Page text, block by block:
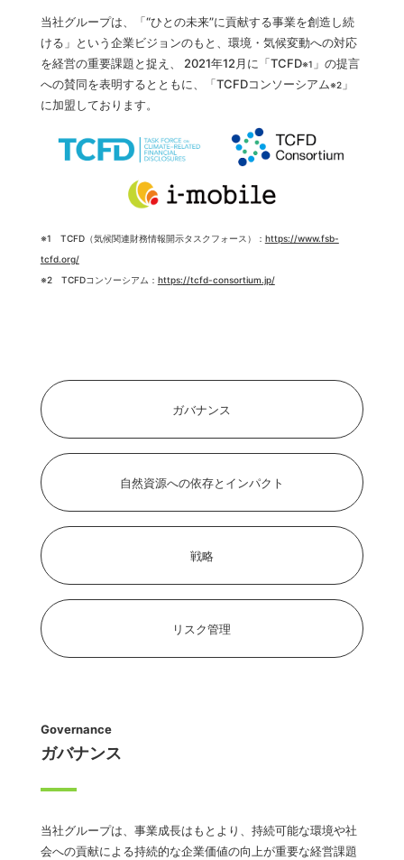
当社グループは、「“ひとの未来”に貢献する事業を創造し続
ける」という企業ビジョンのもと、環境・気候変動への対応
を経営の重要課題と捉え、 2021年12月に「TCFD※1 」の提言
への賛同を表明するとともに、「TCFDコンソーシアム※2」
に加盟しております。
※1 TCFD（気候関連財務情報開示タスクフォース）： https://www.fsb-
tcfd.org/
※2 TCFDコンソーシアム： https://tcfd-consortium.jp/
ガバナンス
自然資源への依存とインパクト
戦略
リスク管理
Governance
ガバナンス
当社グループは、事業成長はもとより、持続可能な環境や社
会への貢献による持続的な企業価値の向上が重要な経営課題